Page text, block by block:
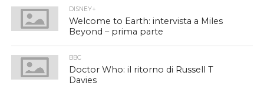
DISNEY+
Welcome to Earth: intervista a Miles
Beyond – prima parte
BBC
Doctor Who: il ritorno di Russell T
Davies